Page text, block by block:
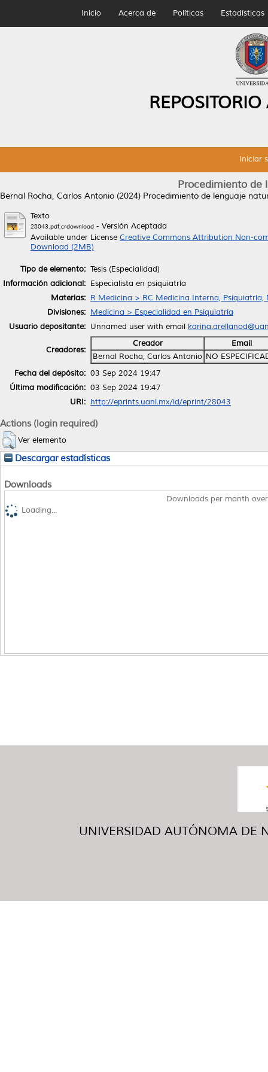
Inicio Acerca de Políticas Estadísticas
Iniciar
Procedimiento de
Bernal Rocha, Carlos Antonio (2024) Procedimiento de lenguaje
Texto
28043.pdf.crdownload - Versión Aceptada
Available under License Creative Commons Attribution Non-
Download (2MB)
Tipo de elemento: Tesis (Especialidad)
Información adicional: Especialista en psiquiatría
Materias: R Medicina > RC Medicina Interna, Psiquiatría,
Divisiones: Medicina > Especialidad en Psiquiatría
Usuario depositante: Unnamed user with email
Creadores:
Creador
Email
Bernal Rocha, Carlos Antonio NO
Fecha del depósito: 03 Sep 2024 19:47
Última modificación: 03 Sep 2024 19:47
URI: http://eprints.uanl.mx/id/eprint/28043
Actions (login required)
Ver elemento
Descargar estadísticas
Downloads
Downloads per month
Loading...
UNIVERSIDAD AUTÓNOMA DE